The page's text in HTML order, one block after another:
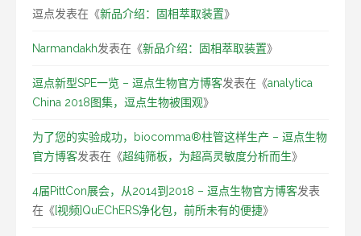
逗点发表在《新品介绍：固相萃取装置》
Narmandakh发表在《新品介绍：固相萃取装置》
逗点新型SPE一览 – 逗点生物官方博客发表在《analytica
China 2018图集，逗点生物被围观》
为了您的实验成功，biocomma®柱管这样生产 – 逗点生物
官方博客发表在《超纯筛板，为超高灵敏度分析而生》
4届PittCon展会，从2014到2018 – 逗点生物官方博客发表
在《[视频]QuEChERS净化包，前所未有的便捷》